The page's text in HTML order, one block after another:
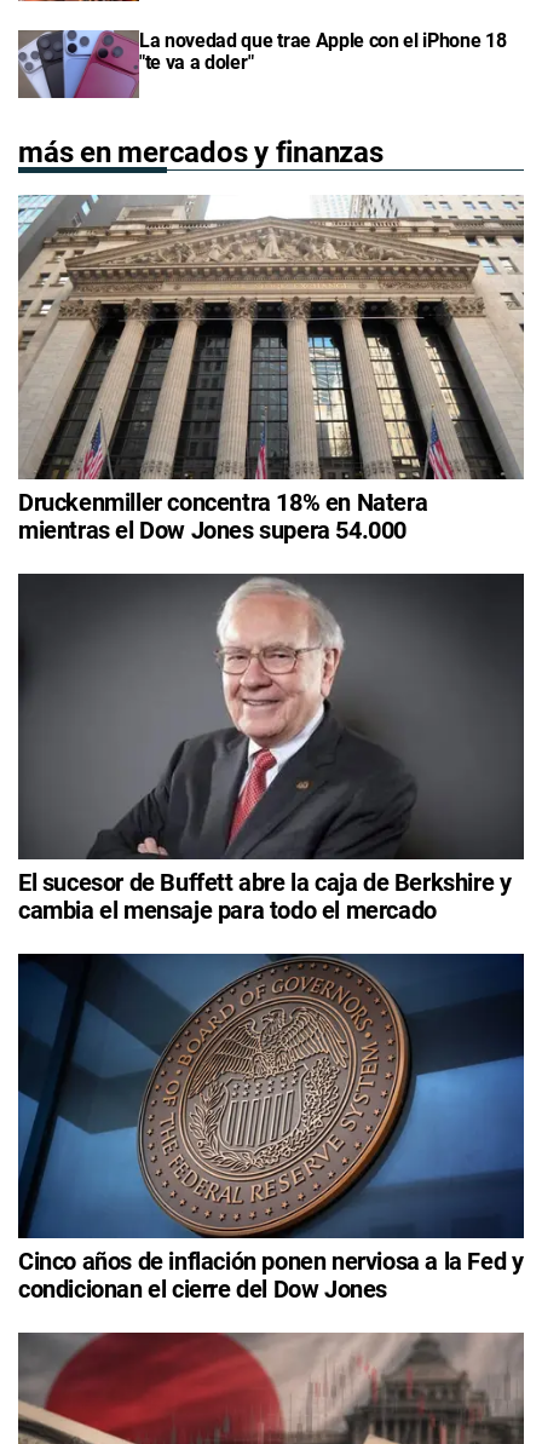
La novedad que trae Apple con el iPhone 18
"te va a doler"
más en mercados y finanzas
Druckenmiller concentra 18% en Natera
mientras el Dow Jones supera 54.000
El sucesor de Buffett abre la caja de Berkshire y
cambia el mensaje para todo el mercado
Cinco años de inflación ponen nerviosa a la Fed y
condicionan el cierre del Dow Jones